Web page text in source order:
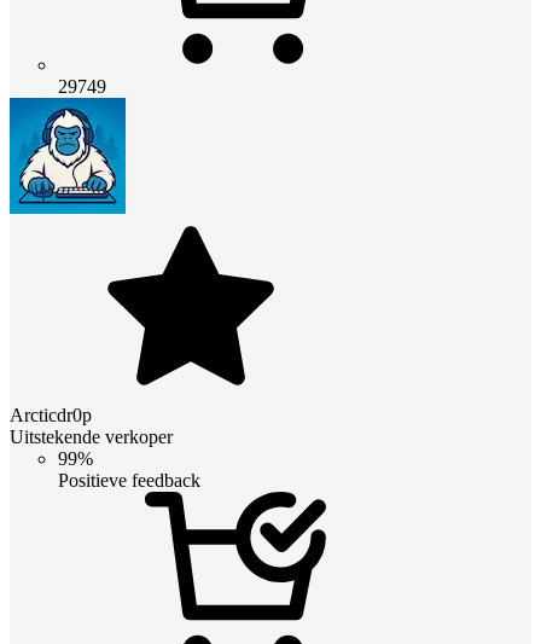
29749
Arcticdr0p
Uitstekende verkoper
99%
Positieve feedback